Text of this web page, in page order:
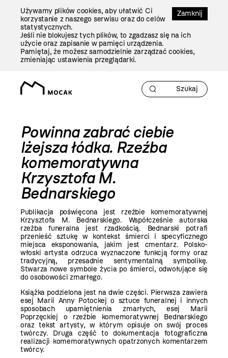
Zamknij
Używamy plików cookies, aby ułatwić Ci
korzystanie z naszego serwisu oraz do celów
statystycznych.
Jeśli nie blokujesz tych plików, to zgadzasz się na ich
użycie oraz zapisanie w pamięci urządzenia.
Pamiętaj, że możesz samodzielnie zarządzać cookies,
zmieniając ustawienia przeglądarki.
Powinna zabrać ciebie
lżejsza łódka. Rzeźba
komemoratywna
Krzysztofa M.
Bednarskiego
Publikacja poświęcona jest rzeźbie komemoratywnej
Krzysztofa M. Bednarskiego. Współcześnie autorska
rzeźba funeralna jest rzadkością. Bednarski potrafi
przenieść sztukę w kontekst śmierci i specyficznego
miejsca eksponowania, jakim jest cmentarz. Polsko-
włoski artysta odrzuca wyznaczone funkcją formy oraz
tradycyjną, przesadnie sentymentalną symbolikę.
Stwarza nowe symbole życia po śmierci, odwołujące się
do osobowości zmarłego.
Książka podzielona jest na dwie części. Pierwsza zawiera
esej Marii Anny Potockej o sztuce funeralnej i innych
sposobach upamiętnienia zmarłych, esej Marii
Poprzęckiej o rzeźbie komemoratywnej Bednarskiego
oraz tekst artysty, w którym opisuje on swój proces
twórczy. Druga część to dokumentacja fotograficzna
realizacji komemoratywnych opatrzonych komentarzem
twórcy.